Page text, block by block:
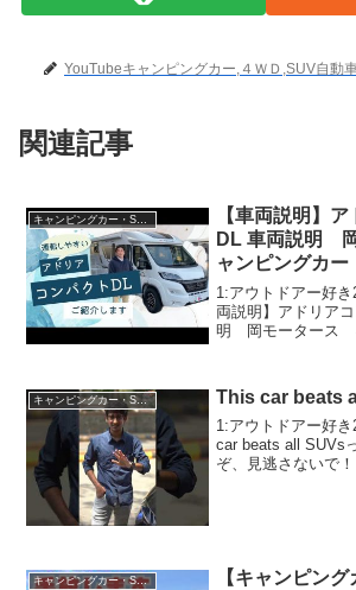
YouTubeキャンピングカー,４ＷＤ,SUV自動
関連記事
【車両説明】
DL 車両説明
ャンピングカ
ュカト 運転し
ームです。レイ
ット 広々ダイ
1:アウトドアー好
両説明】アドリア
明 岡モータース
ベット 広々ダイネ
らし...
キャンピングカー・SUV人気車種 This car beats
1:アウトドアー好
car beats all SUVs
ぞ、見逃さないで
キャンピングカー・SUV人気車種
【キャンピン